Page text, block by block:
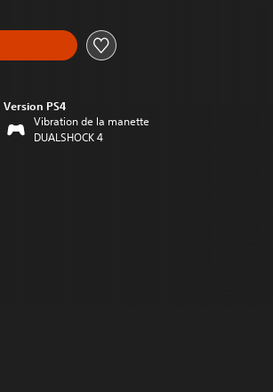
Version PS4
Vibration de la manette
DUALSHOCK 4